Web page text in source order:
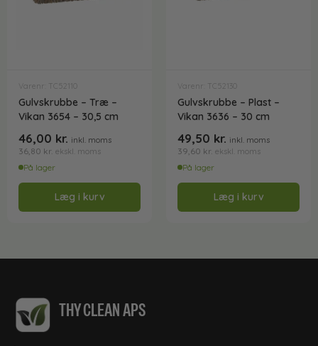
Varenr: TC52110
Gulvskrubbe – Træ –
Vikan 3654 – 30,5 cm
46,00 kr. inkl. moms
36,80 kr. ekskl. moms
På lager
Læg i kurv
Varenr: TC52130
Gulvskrubbe – Plast –
Vikan 3636 – 30 cm
49,50 kr. inkl. moms
39,60 kr. ekskl. moms
På lager
Læg i kurv
THY CLEAN APS